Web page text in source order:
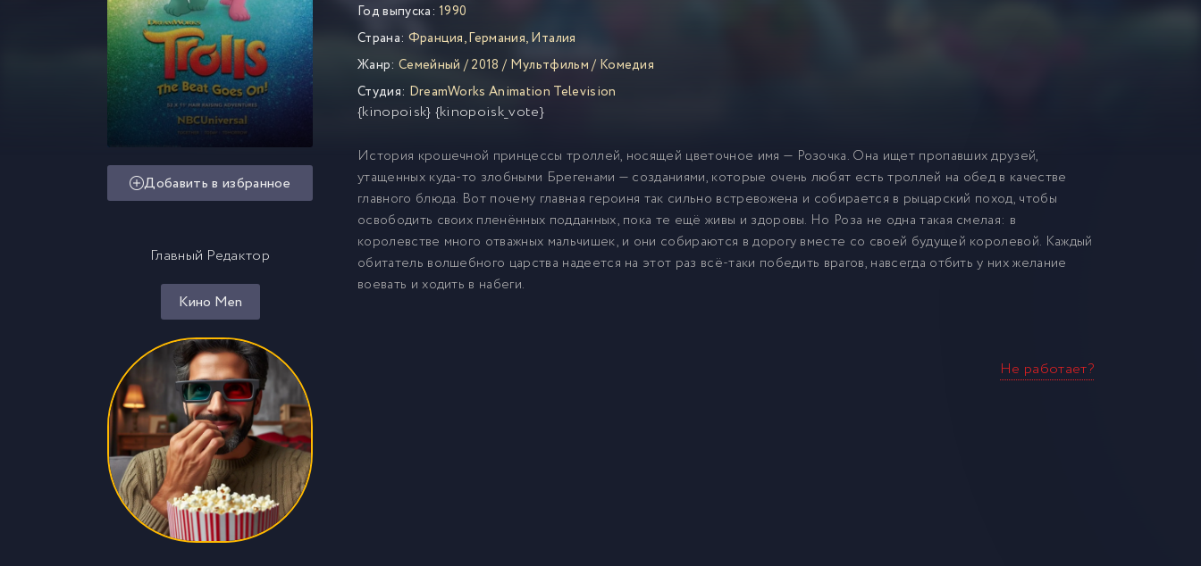
Добавить в избранное
Главный Редактор
Кино Men
Год выпуска: 1990
Страна: Франция,Германия,Италия
Жанр: Семейный /2018 / Мультфильм/Комедия
Студия: DreamWorks Animation Television
{kinopoisk} {kinopoisk_vote}
История крошечной принцессы троллей, носящей цветочное имя — Розочка. Она ищет пропавших друзей,
утащенных куда-то злобными Брегенами — созданиями, которые очень любят есть троллей на обед в качестве
главного блюда. Вот почему главная героиня так сильно встревожена и собирается в рыцарский поход, чтобы
освободить своих пленённых подданных, пока те ещё живы и здоровы. Но Роза не одна такая смелая: в
королевстве много отважных мальчишек, и они собираются в дорогу вместе со своей будущей королевой. Каждый
обитатель волшебного царства надеется на этот раз всё-таки победить врагов, навсегда отбить у них желание
воевать и ходить в набеги.
Не работает?